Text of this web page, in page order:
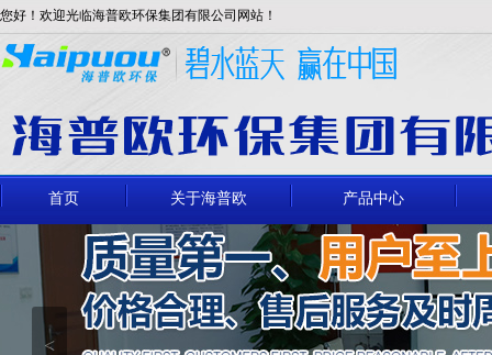
您好！欢迎光临海普欧环保集团有限公司网站！
首页 关于海普欧 产品中心
<